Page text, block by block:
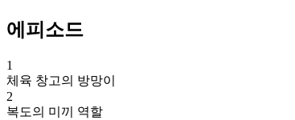
에피소드
1
체육 창고의 방망이
2
복도의 미끼 역할